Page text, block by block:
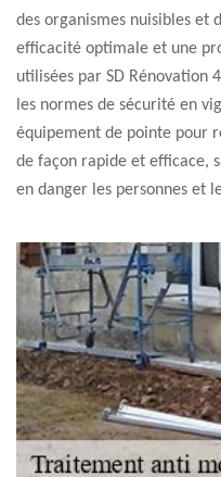
des organismes nuisibles et
efficacité optimale et une
utilisées par SD Rénovation
les normes de sécurité en
équipement de pointe pour
de façon rapide et efficace,
en danger les personnes et